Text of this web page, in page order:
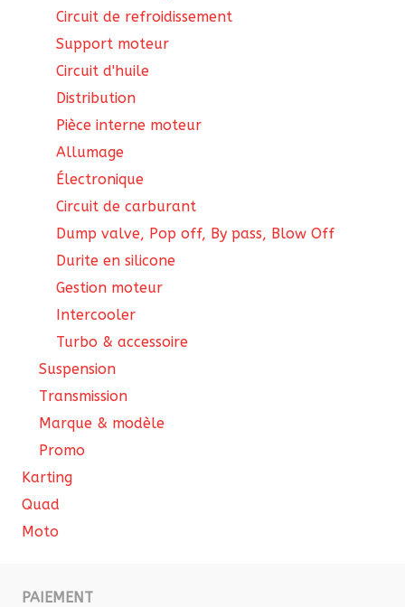
Circuit de refroidissement
Support moteur
Circuit d'huile
Distribution
Pièce interne moteur
Allumage
Électronique
Circuit de carburant
Dump valve, Pop off, By pass, Blow Off
Durite en silicone
Gestion moteur
Intercooler
Turbo & accessoire
Suspension
Transmission
Marque & modèle
Promo
Karting
Quad
Moto
PAIEMENT